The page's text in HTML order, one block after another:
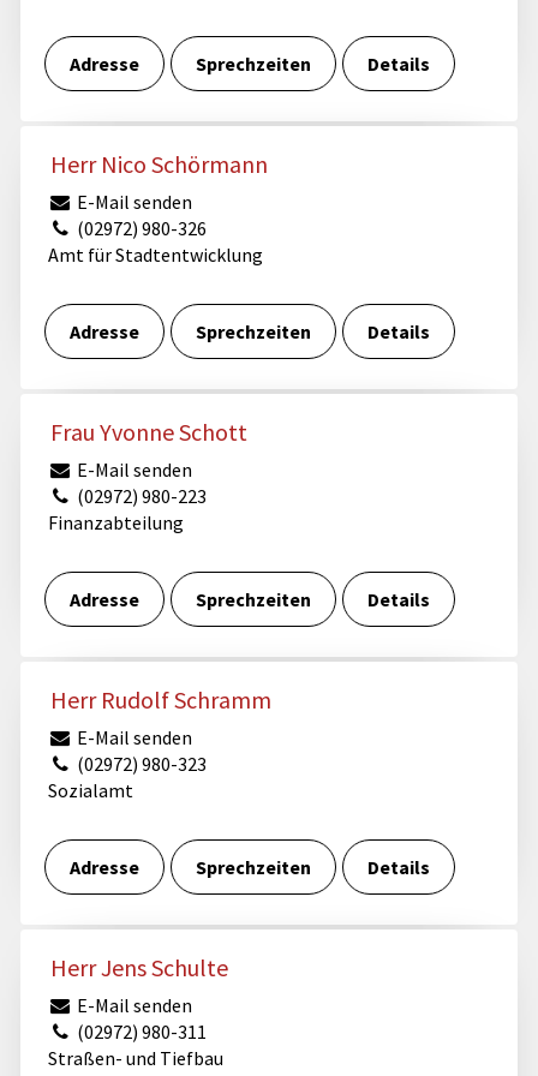
Adresse Sprechzeiten Details
Herr Nico Schörmann
E-Mail senden
(02972) 980-326
Amt für Stadtentwicklung
Adresse Sprechzeiten Details
Frau Yvonne Schott
E-Mail senden
(02972) 980-223
Finanzabteilung
Adresse Sprechzeiten Details
Herr Rudolf Schramm
E-Mail senden
(02972) 980-323
Sozialamt
Adresse Sprechzeiten Details
Herr Jens Schulte
E-Mail senden
(02972) 980-311
Straßen- und Tiefbau